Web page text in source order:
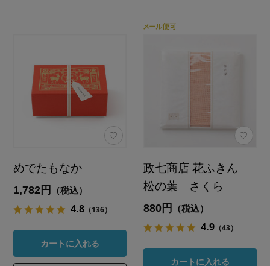
めでたもなか
1,782円 （税込）
4.8 （136）
カートに入れる
政七商店 花ふきん
松の葉 さくら
880円 （税込）
4.9 （43）
カートに入れる